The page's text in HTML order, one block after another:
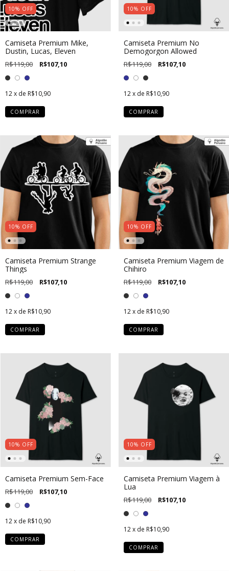
10% OFF
Camiseta Premium Mike,
Dustin, Lucas, Eleven
R$119,00 R$107,10
12x de R$10,90
COMPRAR
10% OFF
Camiseta Premium No
Demogorgon Allowed
R$119,00 R$107,10
12 x de R$10,90
COMPRAR
10% OFF
Camiseta Premium Strange
Things
R$119,00 R$107,10
12x de R$10,90
COMPRAR
10% OFF
Camiseta Premium Viagem de
Chihiro
R$119,00 R$107,10
12 x de R$10,90
COMPRAR
10% OFF
Camiseta Premium Sem-Face
R$119,00 R$107,10
12x de R$10,90
COMPRAR
10% OFF
Camiseta Premium Viagem à
Lua
R$119,00 R$107,10
12 x de R$10,90
COMPRAR